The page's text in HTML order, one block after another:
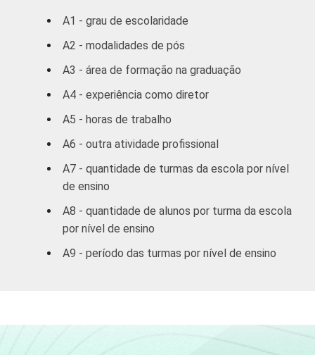
A1 - grau de escolaridade
A2 - modalidades de pós
A3 - área de formação na graduação
A4 - experiência como diretor
A5 - horas de trabalho
A6 - outra atividade profissional
A7 - quantidade de turmas da escola por nível
de ensino
A8 - quantidade de alunos por turma da escola
por nível de ensino
A9 - período das turmas por nível de ensino